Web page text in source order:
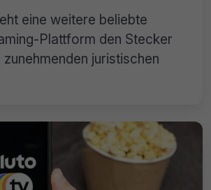
eine weitere beliebte
Plattform den Stecker
juristischen